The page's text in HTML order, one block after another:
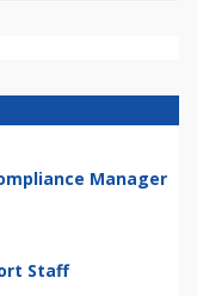
Manager
Staff